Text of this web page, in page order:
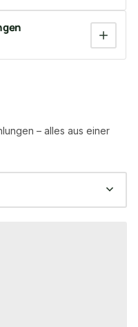
– alles aus einer